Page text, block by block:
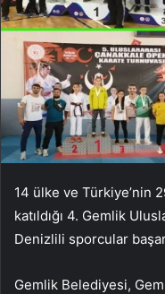
14 ülke ve Türkiye’nin
katıldığı 4. Gemlik
Denizlili sporcular
Gemlik Belediyesi,